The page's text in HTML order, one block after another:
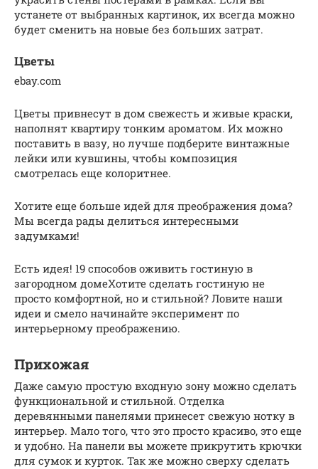
устанете от выбранных картинок, их всегда можно
будет сменить на новые без больших затрат.
Цветы
ebay.com
Цветы привнесут в дом свежесть и живые краски,
наполнят квартиру тонким ароматом. Их можно
поставить в вазу, но лучше подберите винтажные
лейки или кувшины, чтобы композиция
смотрелась еще колоритнее.
Хотите еще больше идей для преображения дома?
Мы всегда рады делиться интересными
задумками!
Есть идея! 19 способов оживить гостиную в
загородном домеХотите сделать гостиную не
просто комфортной, но и стильной? Ловите наши
идеи и смело начинайте эксперимент по
интерьерному преображению.
Прихожая
Даже самую простую входную зону можно сделать
функциональной и стильной. Отделка
деревянными панелями принесет свежую нотку в
интерьер. Мало того, что это просто красиво, это еще
и удобно. На панели вы можете прикрутить крючки
для сумок и курток. Так же можно сверху сделать